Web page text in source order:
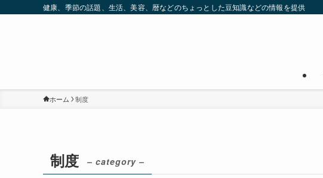
健康、季節の話題、生活、美容、暦などのちょっとした豆知識などの情報を提供
ホーム 制度
制度 – category –